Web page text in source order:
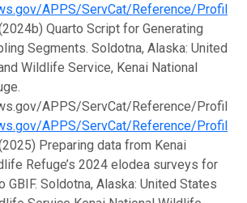
APPS/ServCat/Reference/Profile/
Quarto Script for Generating
Segments. Soldotna, Alaska: United
Wildlife Service, Kenai National
APPS/ServCat/Reference/Profile/
APPS/ServCat/Reference/Profile/
Preparing data from Kenai
Refuge’s 2024 elodea surveys for
GBIF. Soldotna, Alaska: United States